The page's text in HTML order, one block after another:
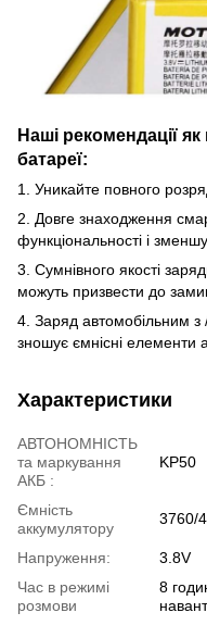
Наші рекомендації
батареї:
1. Уникайте повного
2. Довге знаходження
функціональності і
3. Сумнівного якості
можуть призвести до
4. Заряд автомобільним
зношує ємнісні елементи
Характеристики
АВТОНОМНІСТЬ
та маркування
АКБ :
KP50
Ємність
аккумулятору
3760/
Напруження:
3.8V
Час в режимі
розмови
8